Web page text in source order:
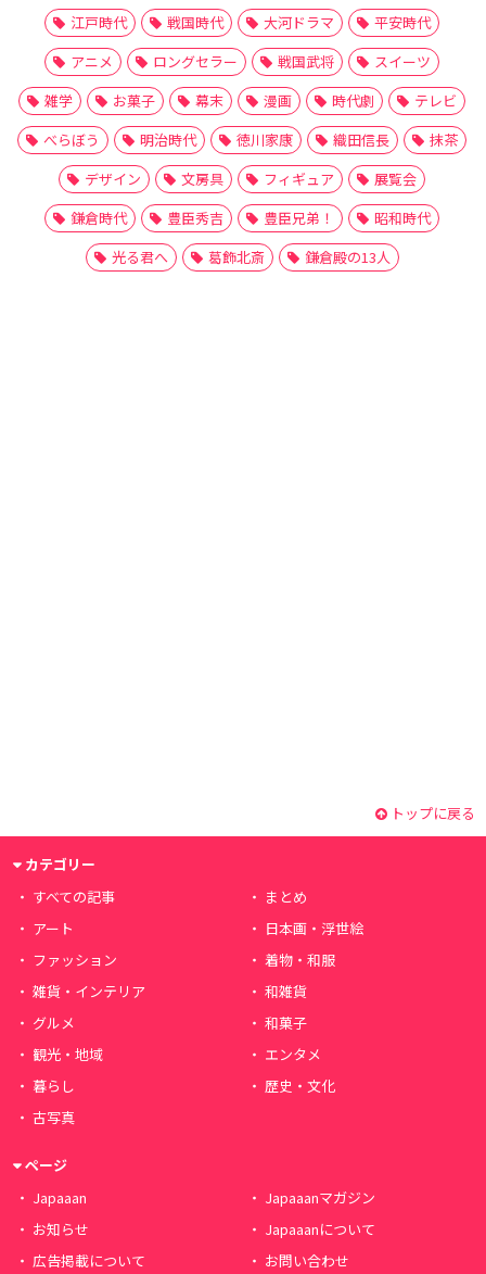
江戸時代 戦国時代 大河ドラマ
平安時代
アニメ
ロングセラー 戦国武将
スイーツ
雑学
お菓子 幕末 漫画 時代劇
テレビ
べらぼう
明治時代 徳川家康 織田信長
抹茶
デザイン
文房具 フィギュア
展覧会
鎌倉時代
豊臣秀吉 豊臣兄弟！
昭和時代
光る君へ
葛飾北斎 鎌倉殿の13人
トップに戻る
カテゴリー
すべての記事
まとめ
アート
日本画・浮世絵
ファッション
着物・和服
雑貨・インテリア
和雑貨
グルメ
和菓子
観光・地域
エンタメ
暮らし
歴史・文化
古写真
ページ
Japaaan
Japaaanマガジン
お知らせ
Japaaanについて
広告掲載について
お問い合わせ